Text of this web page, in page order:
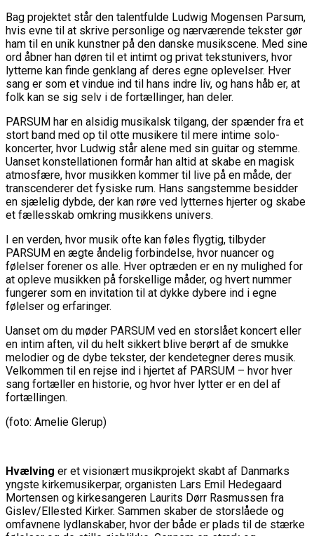
Bag projektet står den talentfulde Ludwig Mogensen Parsum,
hvis evne til at skrive personlige og nærværende tekster gør
ham til en unik kunstner på den danske musikscene. Med sine
ord åbner han døren til et intimt og privat tekstunivers, hvor
lytterne kan finde genklang af deres egne oplevelser. Hver
sang er som et vindue ind til hans indre liv, og hans håb er, at
folk kan se sig selv i de fortællinger, han deler.
PARSUM har en alsidig musikalsk tilgang, der spænder fra et
stort band med op til otte musikere til mere intime solo-
koncerter, hvor Ludwig står alene med sin guitar og stemme.
Uanset konstellationen formår han altid at skabe en magisk
atmosfære, hvor musikken kommer til live på en måde, der
transcenderer det fysiske rum. Hans sangstemme besidder
en sjælelig dybde, der kan røre ved lytternes hjerter og skabe
et fællesskab omkring musikkens univers.
I en verden, hvor musik ofte kan føles flygtig, tilbyder
PARSUM en ægte åndelig forbindelse, hvor nuancer og
følelser forener os alle. Hver optræden er en ny mulighed for
at opleve musikken på forskellige måder, og hvert nummer
fungerer som en invitation til at dykke dybere ind i egne
følelser og erfaringer.
Uanset om du møder PARSUM ved en storslået koncert eller
en intim aften, vil du helt sikkert blive berørt af de smukke
melodier og de dybe tekster, der kendetegner deres musik.
Velkommen til en rejse ind i hjertet af PARSUM – hvor hver
sang fortæller en historie, og hvor hver lytter er en del af
fortællingen.
(foto: Amelie Glerup)
Hvælving er et visionært musikprojekt skabt af Danmarks
yngste kirkemusikerpar, organisten Lars Emil Hedegaard
Mortensen og kirkesangeren Laurits Dørr Rasmussen fra
Gislev/Ellested Kirker. Sammen skaber de storslåede og
omfavnene lydlanskaber, hvor der både er plads til de stærke